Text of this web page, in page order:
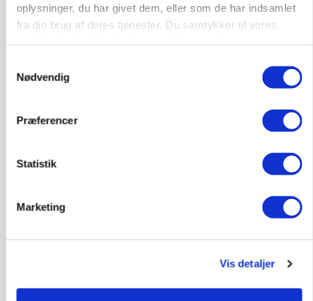
oplysninger, du har givet dem, eller som de har indsamlet
fra din brug af deres tjenester. Du samtykker til vores
Nødvendig
Præferencer
Statistik
Marketing
Vis detaljer
9670, Løgstør 03. aug.
POLITIK